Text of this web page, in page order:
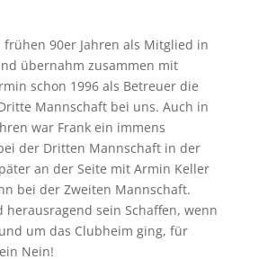
frühen 90er Jahren als Mitglied in
übernahm zusammen mit
schon 1996 als Betreuer die
Mannschaft bei uns. Auch in
war Frank ein immens
der Dritten Mannschaft in der
an der Seite mit Armin Keller
bei der Zweiten Mannschaft.
sein Schaffen, wenn
um das Clubheim ging, für
Nein!